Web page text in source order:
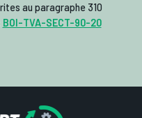
au paragraphe 310
BOI-TVA-SECT-90-20